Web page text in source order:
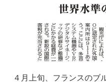
４月上旬、フランスのブ